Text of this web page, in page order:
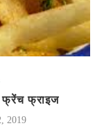
फ्रेंच फ्राइज
2019